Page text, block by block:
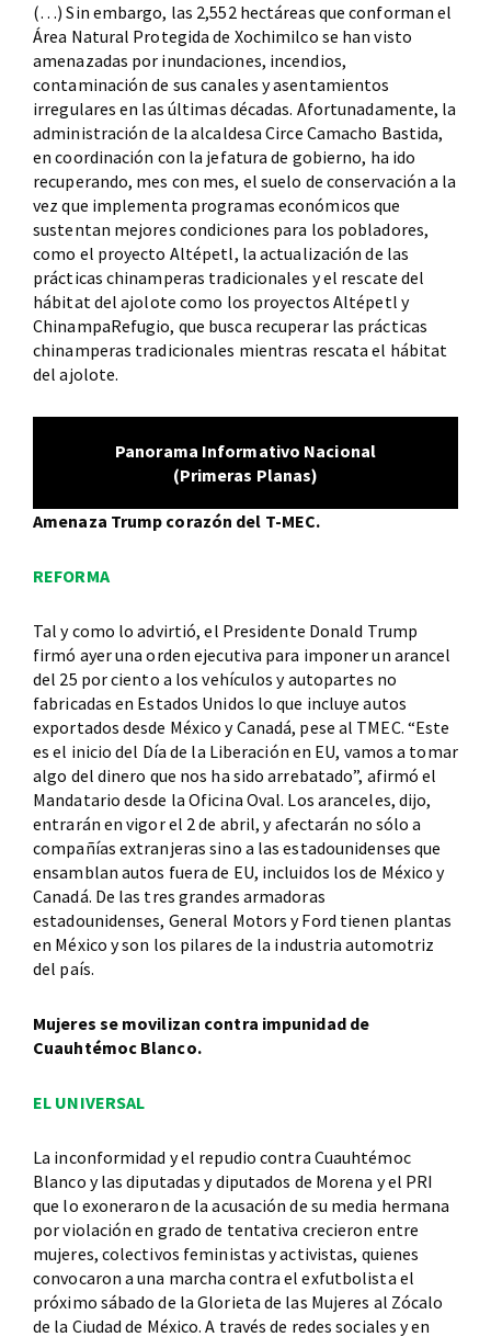
(…) Sin embargo, las 2,552 hectáreas que conforman el
Área Natural Protegida de Xochimilco se han visto
amenazadas por inundaciones, incendios,
contaminación de sus canales y asentamientos
irregulares en las últimas décadas. Afortunadamente, la
administración de la alcaldesa Circe Camacho Bastida,
en coordinación con la jefatura de gobierno, ha ido
recuperando, mes con mes, el suelo de conservación a la
vez que implementa programas económicos que
sustentan mejores condiciones para los pobladores,
como el proyecto Altépetl, la actualización de las
prácticas chinamperas tradicionales y el rescate del
hábitat del ajolote como los proyectos Altépetl y
ChinampaRefugio, que busca recuperar las prácticas
chinamperas tradicionales mientras rescata el hábitat
del ajolote.
Panorama Informativo Nacional
(Primeras Planas)
Amenaza Trump corazón del T-MEC.
REFORMA
Tal y como lo advirtió, el Presidente Donald Trump
firmó ayer una orden ejecutiva para imponer un arancel
del 25 por ciento a los vehículos y autopartes no
fabricadas en Estados Unidos lo que incluye autos
exportados desde México y Canadá, pese al TMEC. “Este
es el inicio del Día de la Liberación en EU, vamos a tomar
algo del dinero que nos ha sido arrebatado”, afirmó el
Mandatario desde la Oficina Oval. Los aranceles, dijo,
entrarán en vigor el 2 de abril, y afectarán no sólo a
compañías extranjeras sino a las estadounidenses que
ensamblan autos fuera de EU, incluidos los de México y
Canadá. De las tres grandes armadoras
estadounidenses, General Motors y Ford tienen plantas
en México y son los pilares de la industria automotriz
del país.
Mujeres se movilizan contra impunidad de
Cuauhtémoc Blanco.
EL UNIVERSAL
La inconformidad y el repudio contra Cuauhtémoc
Blanco y las diputadas y diputados de Morena y el PRI
que lo exoneraron de la acusación de su media hermana
por violación en grado de tentativa crecieron entre
mujeres, colectivos feministas y activistas, quienes
convocaron a una marcha contra el exfutbolista el
próximo sábado de la Glorieta de las Mujeres al Zócalo
de la Ciudad de México. A través de redes sociales y en